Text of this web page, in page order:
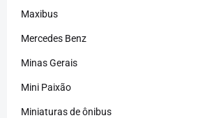
Maxibus
Mercedes Benz
Minas Gerais
Mini Paixão
Miniaturas de ônibus